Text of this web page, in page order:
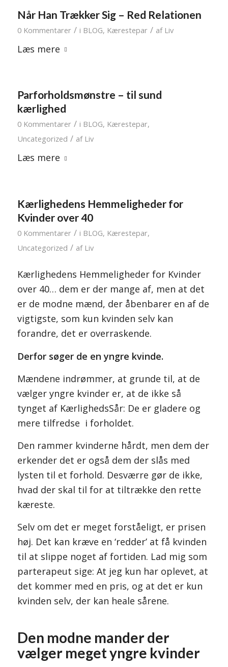
Når Han Trækker Sig – Red Relationen
0 Kommentarer / i BLOG, Kærestepar / af Liv
Læs mere
Parforholdsmønstre – til sund
kærlighed
0 Kommentarer / i BLOG, Kærestepar,
Uncategorized / af Liv
Læs mere
Kærlighedens Hemmeligheder for
Kvinder over 40
0 Kommentarer / i BLOG, Kærestepar,
Uncategorized / af Liv
Kærlighedens Hemmeligheder for Kvinder
over 40… dem er der mange af, men at det
er de modne mænd, der åbenbarer en af de
vigtigste, som kun kvinden selv kan
forandre, det er overraskende.
Derfor søger de en yngre kvinde.
Mændene indrømmer, at grunde til, at de
vælger yngre kvinder er, at de ikke så
tynget af KærlighedsSår: De er gladere og
mere tilfredse i forholdet.
Den rammer kvinderne hårdt, men dem der
erkender det er også dem der slås med
lysten til et forhold. Desværre gør de ikke,
hvad der skal til for at tiltrække den rette
kæreste.
Selv om det er meget forståeligt, er prisen
høj. Det kan kræve en ‘redder’ at få kvinden
til at slippe noget af fortiden. Lad mig som
parterapeut sige: At jeg kun har oplevet, at
det kommer med en pris, og at det er kun
kvinden selv, der kan heale sårene.
Den modne mander der
vælger meget yngre kvinder